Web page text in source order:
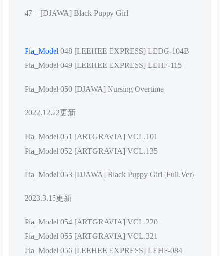
47 – [DJAWA] Black Puppy Girl
Pia_Model 048 [LEEHEE EXPRESS] LEDG-104B
Pia_Model 049 [LEEHEE EXPRESS] LEHF-115
Pia_Model 050 [DJAWA] Nursing Overtime
2022.12.22更新
Pia_Model 051 [ARTGRAVIA] VOL.101
Pia_Model 052 [ARTGRAVIA] VOL.135
Pia_Model 053 [DJAWA] Black Puppy Girl (Full.Ver)
2023.3.15更新
Pia_Model 054 [ARTGRAVIA] VOL.220
Pia_Model 055 [ARTGRAVIA] VOL.321
Pia_Model 056 [LEEHEE EXPRESS] LEHF-084